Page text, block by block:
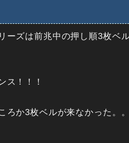
ーズは前兆中の押し順3枚ベ
ス！！！
ろか3枚ベルが来なかった。。